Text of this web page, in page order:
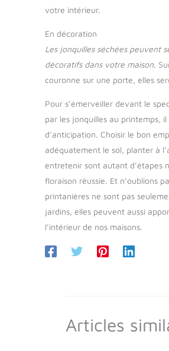
votre intérieur.
En décoration
Les jonquilles séchées peuvent
décoratifs dans votre maison.
couronne sur une porte, elles
Pour s’émerveiller devant le
par les jonquilles au printemps,
d’anticipation. Choisir le bon
adéquatement le sol, planter à
entretenir sont autant d’étapes
floraison réussie. Et n’oublions
printanières ne sont pas
jardins, elles peuvent aussi
l’intérieur de nos maisons.
Articles